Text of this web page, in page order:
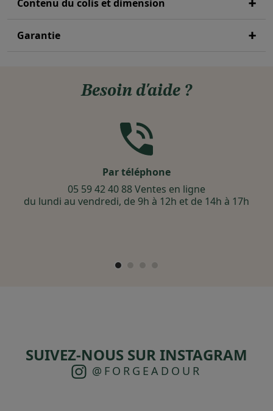
Contenu du colis et dimension
Garantie
Besoin d'aide ?
Par téléphone
05 59 42 40 88 Ventes en ligne
du lundi au vendredi, de 9h à 12h et de 14h à 17h
SUIVEZ-NOUS SUR INSTAGRAM
@FORGEADOUR